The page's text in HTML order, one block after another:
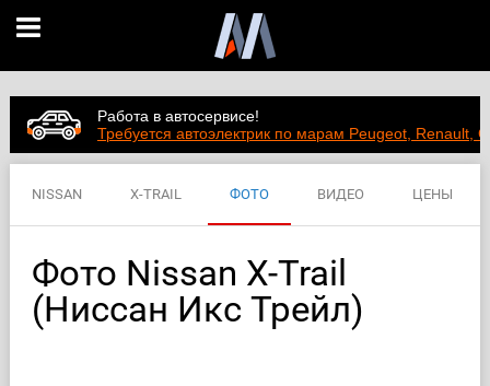
Работа в автосервисе!
Требуется автоэлектрик по марам Peugeot, Renault,
NISSAN X-TRAIL ФОТО ВИДЕО ЦЕНЫ
Фото Nissan X-Trail
(Ниссан Икс Трейл)